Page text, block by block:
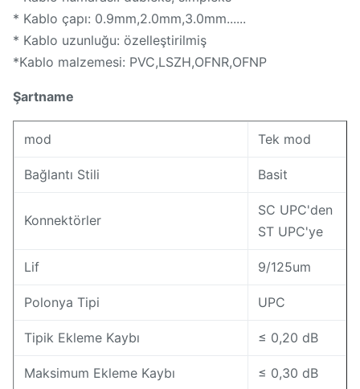
* Kablo çapı: 0.9mm,2.0mm,3.0mm......
* Kablo uzunluğu: özelleştirilmiş
*Kablo malzemesi: PVC,LSZH,OFNR,OFNP
Şartname
mod Tek mod
Bağlantı Stili Basit
Konnektörler
SC UPC'den
ST UPC'ye
Lif 9/125um
Polonya Tipi UPC
Tipik Ekleme Kaybı ≤ 0,20 dB
Maksimum Ekleme Kaybı ≤ 0,30 dB